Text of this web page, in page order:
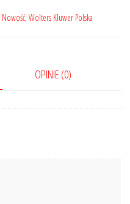
Nowość, Wolters Kluwer Polska
OPINIE (0)